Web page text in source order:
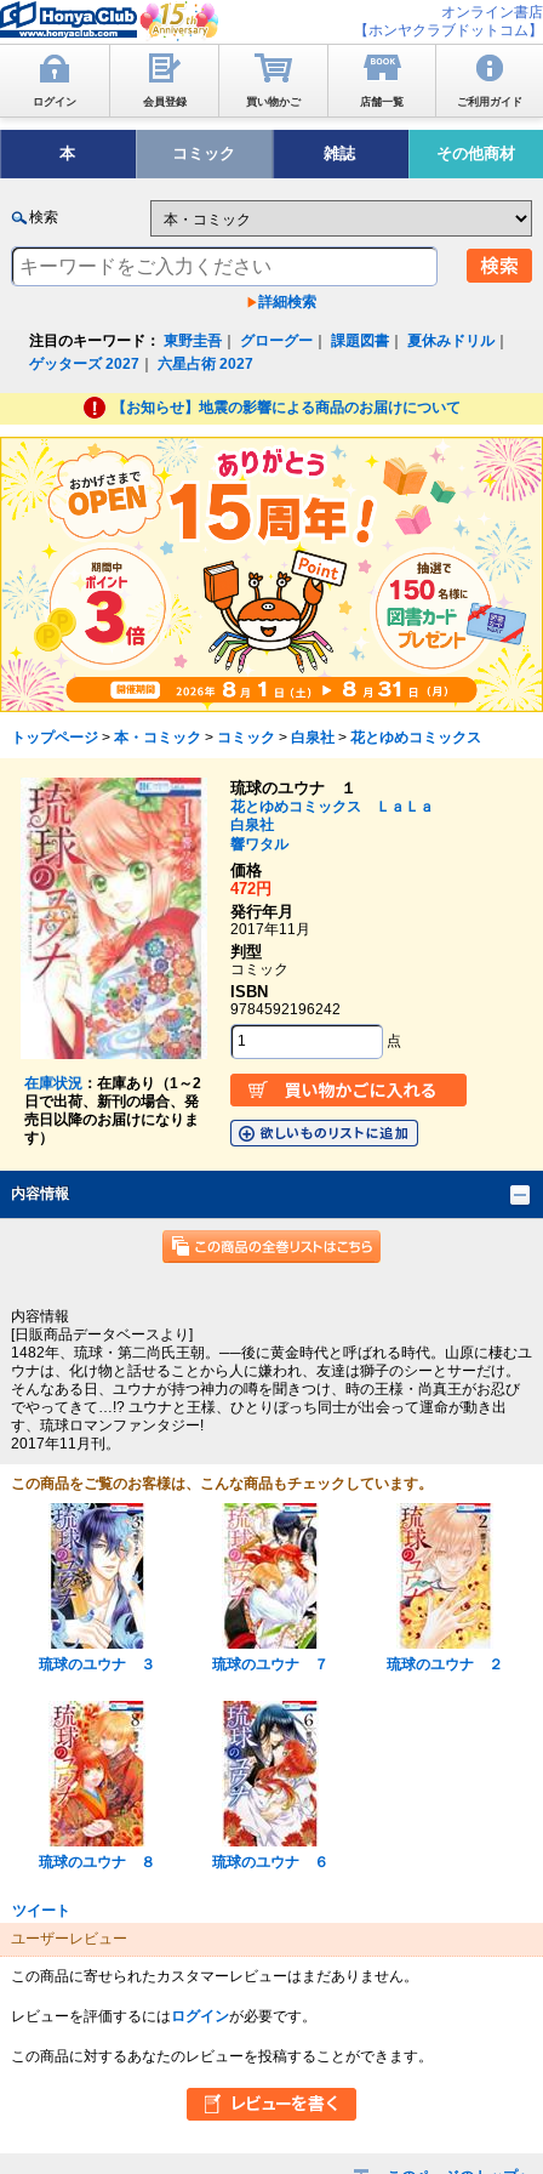
オンライン書店
【ホンヤクラブドットコム】
ログイン 会員登録 買い物かご 店舗一覧 ご利用ガイド
本 コミック 雑誌 その他商材
検索
詳細検索
注目のキーワード： 東野圭吾 グローグー ｜課題図書 ｜夏休みドリル｜
ゲッターズ 2027 ｜六星占術 2027
【お知らせ】地震の影響による商品のお届けについて
トップページ> 本・コミック > コミック > 白泉社> 花とゆめコミックス
在庫状況：在庫あり（1～2
日で出荷、新刊の場合、発
売日以降のお届けになりま
す）
琉球のユウナ １
花とゆめコミックス ＬａＬａ
白泉社
響ワタル
価格
472円
発行年月
2017年11月
判型
コミック
ISBN
9784592196242
点
内容情報
内容情報
[日販商品データベースより]
1482年、琉球・第二尚氏王朝。──後に黄金時代と呼ばれる時代。山原に棲むユ
ウナは、化け物と話せることから人に嫌われ、友達は獅子のシーとサーだけ。
そんなある日、ユウナが持つ神力の噂を聞きつけ、時の王様・尚真王がお忍び
でやってきて…!? ユウナと王様、ひとりぼっち同士が出会って運命が動き出
す、琉球ロマンファンタジー!
2017年11月刊。
この商品をご覧のお客様は、こんな商品もチェックしています。
琉球のユウナ ３ 琉球のユウナ ７ 琉球のユウナ ２
琉球のユウナ ８ 琉球のユウナ ６
ツイート
ユーザーレビュー
この商品に寄せられたカスタマーレビューはまだありません。
レビューを評価するには ログインが必要です。
この商品に対するあなたのレビューを投稿することができます。